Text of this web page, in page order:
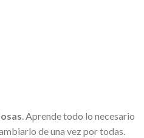
. Aprende todo lo necesario
de una vez por todas.